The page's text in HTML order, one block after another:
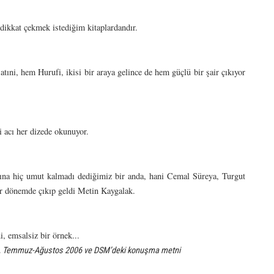
çekmek istediğim kitaplardandır.
hem Hurufi, ikisi bir araya gelince de hem güçlü bir şair çıkıyor
her dizede okunuyor.
hiç umut kalmadı dediğimiz bir anda, hani Cemal Süreya, Turgut
çıkıp geldi Metin Kaygalak.
emsalsiz bir örnek...
Ağustos 2006 ve DSM’deki konuşma metni